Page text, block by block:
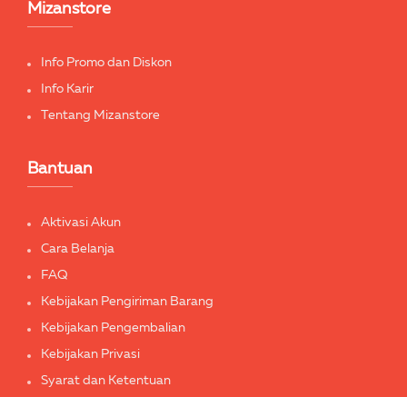
Mizanstore
Info Promo dan Diskon
Info Karir
Tentang Mizanstore
Bantuan
Aktivasi Akun
Cara Belanja
FAQ
Kebijakan Pengiriman Barang
Kebijakan Pengembalian
Kebijakan Privasi
Syarat dan Ketentuan